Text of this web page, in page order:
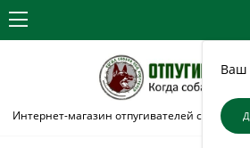
Ваш
Интернет-магазин отпугивателей собак и